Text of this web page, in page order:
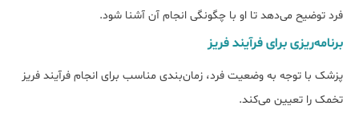
فرد توضیح می‌دهد تا او با چگونگی انجام آن آشنا شود.
برنامه‌ریزی برای فرآیند فریز
پزشک با توجه به وضعیت فرد، زمان‌بندی مناسب برای انجام فرآیند فریز
تخمک را تعیین می‌کند.